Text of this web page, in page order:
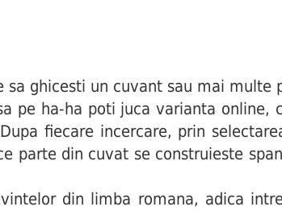
ghicesti un cuvant sau mai multe
pe ha-ha poti juca varianta online,
fiecare incercare, prin
din cuvat se construieste
din limba romana, adica